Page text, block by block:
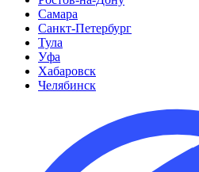
Самара
Санкт-Петербург
Тула
Уфа
Хабаровск
Челябинск